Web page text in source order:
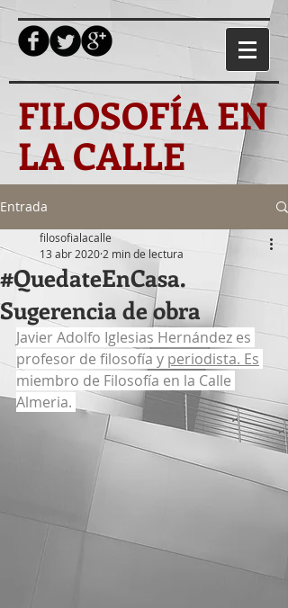
FILOSOFÍA EN
LA CALLE
Entrada
#QuedateEnCasa.
Sugerencia de obra
filosofialacalle
13 abr 2020 2 min de lectura
Javier Adolfo Iglesias Hernández es
profesor de filosofía y periodista. Es
miembro de Filosofía en la Calle
Almeria.